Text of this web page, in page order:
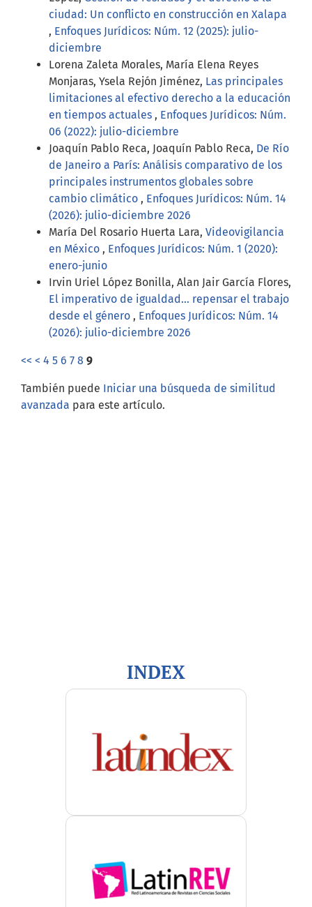
ciudad: Un conflicto en construcción en Xalapa
, Enfoques Jurídicos: Núm. 12 (2025): julio-
diciembre
Lorena Zaleta Morales, María Elena Reyes
Monjaras, Ysela Rejón Jiménez, Las principales
limitaciones al efectivo derecho a la educación
en tiempos actuales , Enfoques Jurídicos: Núm.
06 (2022): julio-diciembre
Joaquín Pablo Reca, Joaquín Pablo Reca, De Río
de Janeiro a París: Análisis comparativo de los
principales instrumentos globales sobre
cambio climático , Enfoques Jurídicos: Núm. 14
(2026): julio-diciembre 2026
María Del Rosario Huerta Lara, Videovigilancia
en México , Enfoques Jurídicos: Núm. 1 (2020):
enero-junio
Irvin Uriel López Bonilla, Alan Jair García Flores,
El imperativo de igualdad… repensar el trabajo
desde el género , Enfoques Jurídicos: Núm. 14
(2026): julio-diciembre 2026
<< < 4 5 6 7 8 9
También puede Iniciar una búsqueda de similitud
avanzada para este artículo.
INDEX